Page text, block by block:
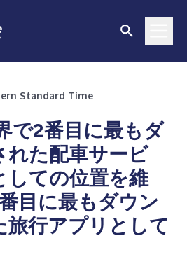
Standard Time
で2番目に最もダ
れた配車サービ
しての位置を維
目に最もダウン
旅行アプリとして